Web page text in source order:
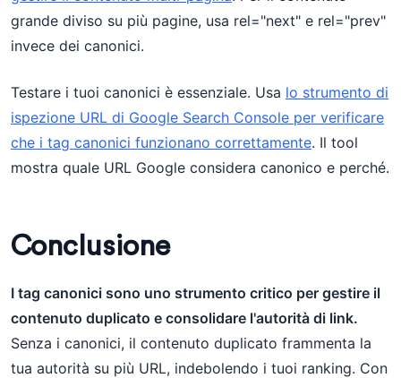
grande diviso su più pagine, usa rel="next" e rel="prev"
invece dei canonici.
Testare i tuoi canonici è essenziale. Usa lo strumento di
ispezione URL di Google Search Console per verificare
che i tag canonici funzionano correttamente. Il tool
mostra quale URL Google considera canonico e perché.
Conclusione
I tag canonici sono uno strumento critico per gestire il
contenuto duplicato e consolidare l'autorità di link.
Senza i canonici, il contenuto duplicato frammenta la
tua autorità su più URL, indebolendo i tuoi ranking. Con